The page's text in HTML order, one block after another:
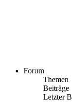
Forum
Themen
Beiträge
Letzter